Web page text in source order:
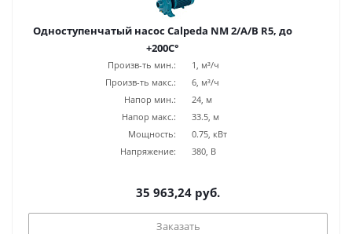
Одноступенчатый насос Calpeda NM 2/A/B R5, до
+200С°
Произв-ть мин.:
1, м³/ч
Произв-ть макс.:
6, м³/ч
Напор мин.:
24, м
Напор макс.:
33.5, м
Мощность:
0.75, кВт
Напряжение:
380, В
35 963,24 руб.
Заказать